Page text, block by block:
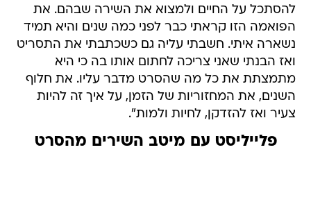
להסתכל על החיים ולמצוא את השירה שבהם. את
הפואמה הזו קראתי כבר לפני כמה שנים והיא תמיד
נשארה איתי. חשבתי עליה גם כשכתבתי את התסריט
ואז הבנתי שאני צריכה לחתום אותו בה כי היא
מתמצתת את כל מה שהסרט מדבר עליו. את חלוף
השנים, את המחזוריות של הזמן, על איך זה להיות
צעיר ואז להזדקן, לחיות ולמות".
פלייליסט עם מיטב השירים מהסרט